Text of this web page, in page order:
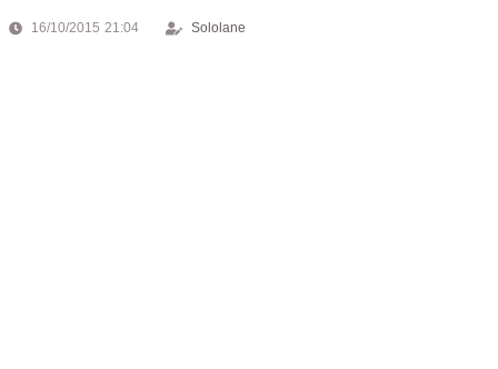
16/10/2015 21:04 Sololane